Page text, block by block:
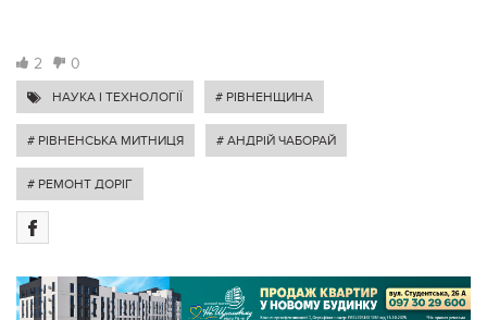
2 0
НАУКА І ТЕХНОЛОГІЇ # РІВНЕНЩИНА
# РІВНЕНСЬКА МИТНИЦЯ # АНДРІЙ ЧАБОРАЙ
# РЕМОНТ ДОРІГ